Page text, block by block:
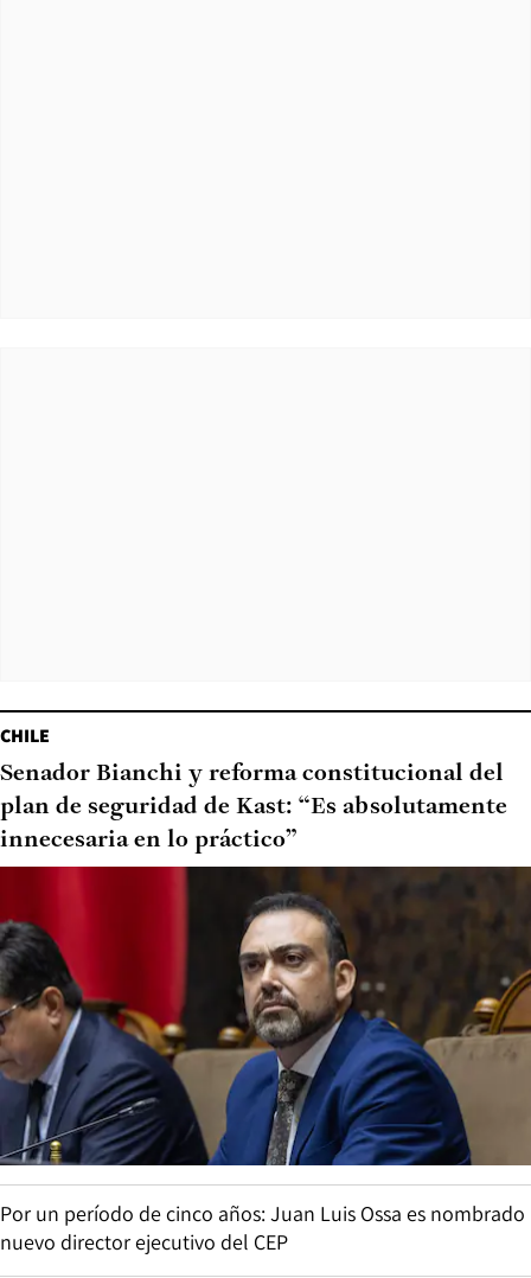
CHILE
Senador Bianchi y reforma constitucional del
plan de seguridad de Kast: “Es absolutamente
innecesaria en lo práctico”
Por un período de cinco años: Juan Luis Ossa es nombrado
nuevo director ejecutivo del CEP